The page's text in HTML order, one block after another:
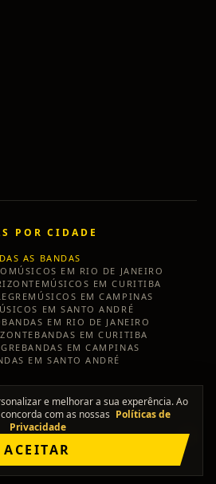
POR CIDADE
AS BANDAS
MÚSICOS EM RIO DE JANEIRO
MÚSICOS EMCURITIBA
MÚSICOS EMCAMPINAS
EMSANTO ANDRÉ
BANDAS EM RIO DE JANEIRO
BANDAS EMCURITIBA
BANDAS EMCAMPINAS
EMSANTO ANDRÉ
e melhorar a sua experência. Ao
com as nossas Políticas de
Privacidade
ACEITAR